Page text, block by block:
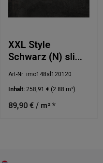
XXL Style
Schwarz (N) slim
120x120cm
Art-Nr: imo148sl120120
Inhalt: 258,91 € (2.88 m²)
89,90 € / m² *